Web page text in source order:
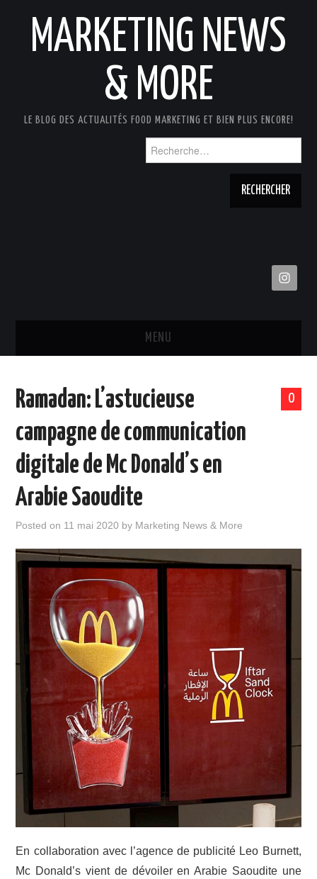
MARKETING NEWS
& MORE
LE BLOG DES ACTUALITÉS FOOD MARKETING ET BIEN PLUS ENCORE!
MENU
DISTRIBUTION
RESTAURATION
DIGITAL
A PROPOS
0
Ramadan: L’astucieuse
campagne de communication
digitale de Mc Donald’s en
Arabie Saoudite
Posted on 11 mai 2020 by Marketing News & More
En collaboration avec l’agence de publicité Leo Burnett,
Mc Donald’s vient de dévoiler en Arabie Saoudite une